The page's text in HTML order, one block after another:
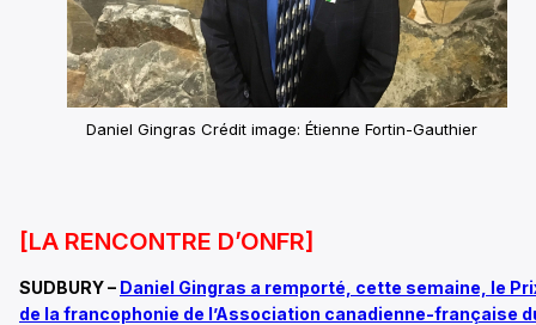
Daniel Gingras Crédit image: Étienne Fortin-Gauthier
[LA RENCONTRE D’ONFR]
SUDBURY – Daniel Gingras a remporté, cette semaine, le
de la francophonie de l’Association canadienne-française